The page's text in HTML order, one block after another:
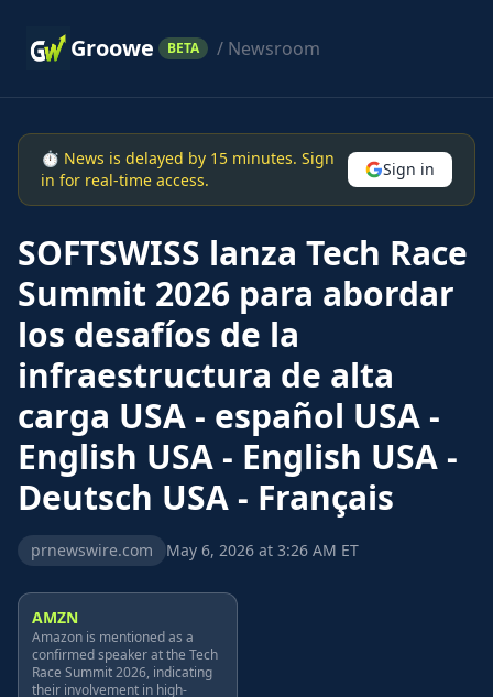
Groowe BETA / Newsroom
⏱ News is delayed by 15 minutes. Sign
in for real-time access.
Sign in
SOFTSWISS lanza Tech Race
Summit 2026 para abordar
los desafíos de la
infraestructura de alta
carga USA - español USA -
English USA - English USA -
Deutsch USA - Français
prnewswire.com May 6, 2026 at 3:26 AM ET
AMZN
Amazon is mentioned as a
confirmed speaker at the Tech
Race Summit 2026, indicating
their involvement in high-